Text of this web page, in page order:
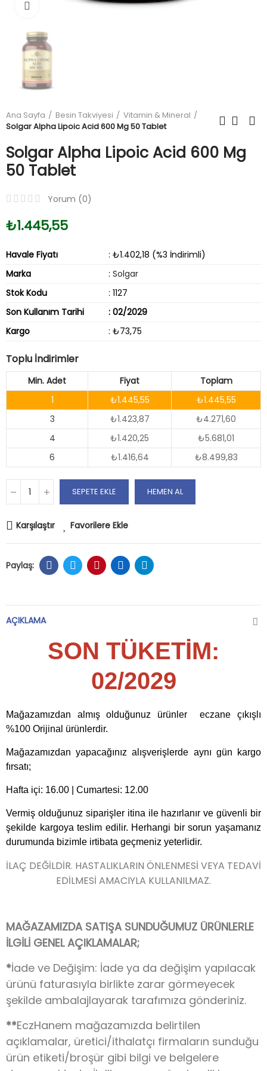
Ana Sayfa Besin Takviyesi
Vitamin & Mineral
Solgar Alpha Lipoic Acid 600 Mg 50 Tablet
Solgar Alpha Lipoic Acid 600 Mg
50 Tablet
Yorum (0)
₺1.445,55
Havale Fiyatı
: ₺1.402,18 (%3 İndirimli)
Marka
: Solgar
Stok Kodu
: 1127
Son Kullanım Tarihi
: 02/2029
Kargo
: ₺73,75
Toplu İndirimler
Min. Adet Fiyat
Toplam
1
₺1.445,55
₺1.445,55
3
₺1.423,87
₺4.271,60
4
₺1.420,25
₺5.681,01
6
₺1.416,64 ₺8.499,83
SEPETE EKLE HEMEN AL
Karşılaştır Favorilere Ekle
AÇIKLAMA
SON TÜKETİM:
02/2029
Mağazamızdan almış olduğunuz ürünler eczane çıkışlı
%100 Orijinal ürünlerdir.
Mağazamızdan yapacağınız alışverişlerde aynı gün kargo
fırsatı;
Hafta içi: 16.00 | Cumartesi: 12.00
Vermiş olduğunuz siparişler itina ile hazırlanır ve güvenli bir
şekilde kargoya teslim edilir. Herhangi bir sorun yaşamanız
durumunda bizimle irtibata geçmeniz yeterlidir.
İLAÇ DEĞİLDİR. HASTALIKLARIN ÖNLENMESİ VEYA TEDAVİ
EDİLMESİ AMACIYLA KULLANILMAZ.
MAĞAZAMIZDA SATIŞA SUNDUĞUMUZ ÜRÜNLERLE
İLGİLİ GENEL AÇIKLAMALAR;
*İade ve Değişim: İade ya da değişim yapılacak
ürünü faturasıyla birlikte zarar görmeyecek
şekilde ambalajlayarak tarafımıza gönderiniz.
**EczHanem mağazamızda belirtilen
açıklamalar, üretici/ithalatçı firmaların sunduğu
ürün etiketi/broşür gibi bilgi ve belgelere